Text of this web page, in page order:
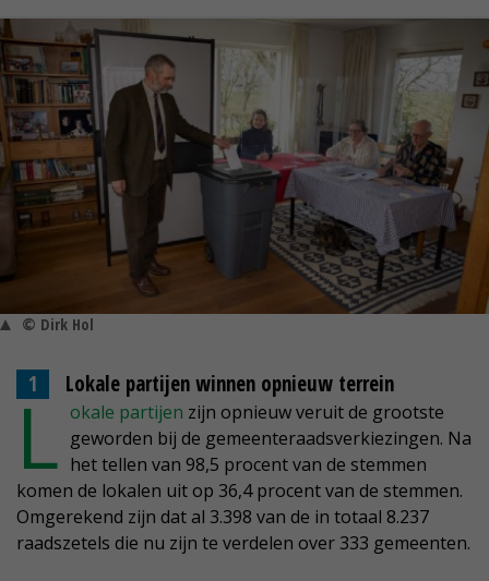
© Dirk Hol
Lokale partijen winnen opnieuw terrein
L okale partijen zijn opnieuw veruit de grootste
geworden bij de gemeenteraadsverkiezingen. Na
het tellen van 98,5 procent van de stemmen
komen de lokalen uit op 36,4 procent van de stemmen.
Omgerekend zijn dat al 3.398 van de in totaal 8.237
raadszetels die nu zijn te verdelen over 333 gemeenten.